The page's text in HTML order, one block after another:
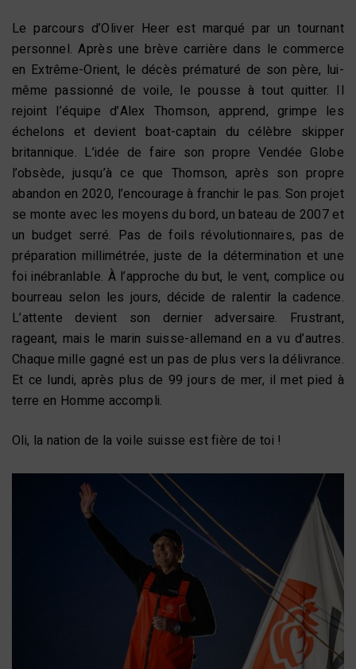
Le parcours d’Oliver Heer est marqué par un tournant
personnel. Après une brève carrière dans le commerce
en Extrême-Orient, le décès prématuré de son père, lui-
même passionné de voile, le pousse à tout quitter. Il
rejoint l’équipe d’Alex Thomson, apprend, grimpe les
échelons et devient boat-captain du célèbre skipper
britannique. L’idée de faire son propre Vendée Globe
l’obsède, jusqu’à ce que Thomson, après son propre
abandon en 2020, l’encourage à franchir le pas. Son projet
se monte avec les moyens du bord, un bateau de 2007 et
un budget serré. Pas de foils révolutionnaires, pas de
préparation millimétrée, juste de la détermination et une
foi inébranlable. À l’approche du but, le vent, complice ou
bourreau selon les jours, décide de ralentir la cadence.
L’attente devient son dernier adversaire. Frustrant,
rageant, mais le marin suisse-allemand en a vu d’autres.
Chaque mille gagné est un pas de plus vers la délivrance.
Et ce lundi, après plus de 99 jours de mer, il met pied à
terre en Homme accompli.
Oli, la nation de la voile suisse est fière de toi !